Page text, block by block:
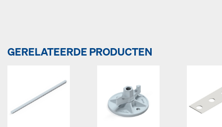
GERELATEERDE PRODUCTEN